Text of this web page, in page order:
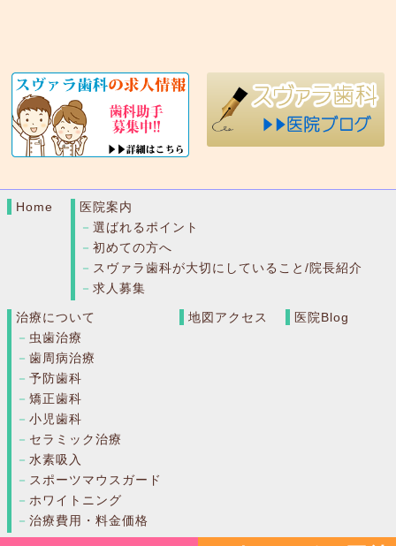
Home
医院案内
選ばれるポイント
初めての方へ
スヴァラ歯科が大切にしていること/院長紹介
求人募集
治療について
虫歯治療
歯周病治療
予防歯科
矯正歯科
小児歯科
セラミック治療
水素吸入
スポーツマウスガード
ホワイトニング
治療費用・料金価格
地図アクセス 医院Blog